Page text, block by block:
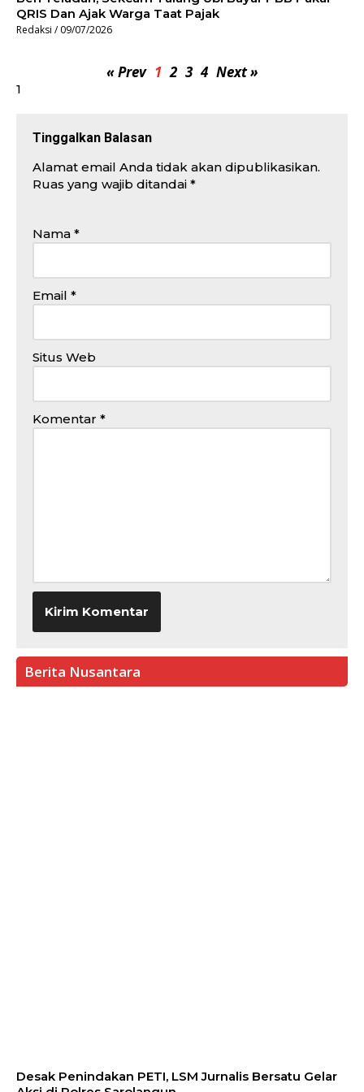
QRIS Dan Ajak Warga Taat Pajak
Redaksi 09/07/2026
« Prev 1 2 3 4 Next »
Tinggalkan Balasan
Alamat email Anda tidak akan dipublikasikan.
Ruas yang wajib ditandai *
Nama *
Email *
Situs Web
Komentar *
Berita Nusantara
Desak Penindakan PETI, LSM Jurnalis Bersatu Gelar